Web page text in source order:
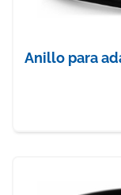
Anillo para